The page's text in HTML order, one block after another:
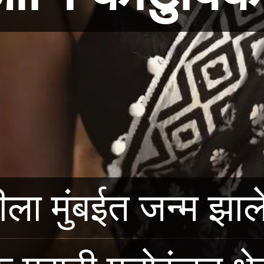
मुंबईत जन्म
मुंबईत जन्म